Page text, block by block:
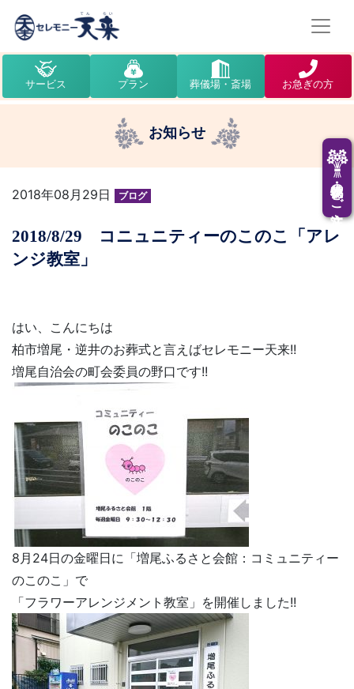
供花・供物のご注文
サービス プラン 葬儀場・斎場 お急ぎの方
お知らせ
2018年08月29日 ブログ
2018/8/29 コニュニティーのこのこ「アレ
ンジ教室」
はい、こんにちは
柏市増尾・逆井のお葬式と言えばセレモニー天来!!
増尾自治会の町会委員の野口です!!
8月24日の金曜日に「増尾ふるさと会館：コミュニティー
のこのこ」で
「フラワーアレンジメント教室」を開催しました!!